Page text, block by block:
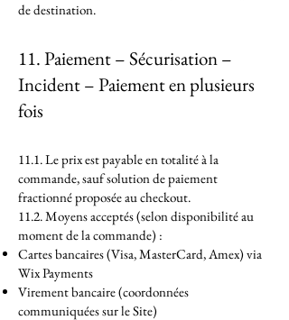
de destination.
11. Paiement – Sécurisation –
Incident – Paiement en plusieurs
fois
11.1. Le prix est payable en totalité à la
commande, sauf solution de paiement
fractionné proposée au checkout.
11.2. Moyens acceptés (selon disponibilité au
moment de la commande) :
Cartes bancaires (Visa, MasterCard, Amex) via
Wix Payments
Virement bancaire (coordonnées
communiquées sur le Site)